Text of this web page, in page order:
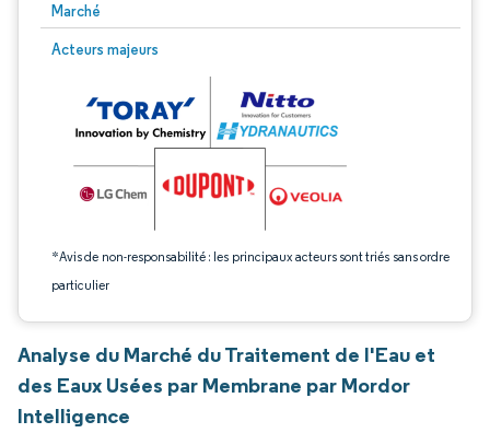
Marché
Acteurs majeurs
*Avis de non-responsabilité : les principaux acteurs sont triés sans ordre
particulier
Image © Mordor Intelligence. La réutilisation nécessite une attribution sous CC
Analyse du Marché du Traitement de l'Eau et
des Eaux Usées par Membrane par Mordor
Intelligence